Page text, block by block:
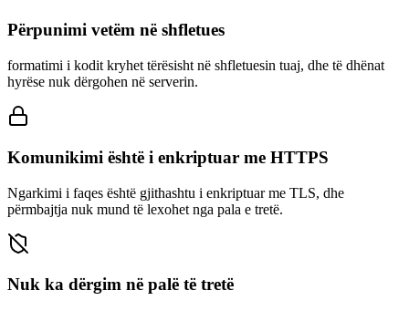
Përpunimi vetëm në shfletues
formatimi i kodit kryhet tërësisht në shfletuesin tuaj, dhe të dhënat
hyrëse nuk dërgohen në serverin.
Komunikimi është i enkriptuar me HTTPS
Ngarkimi i faqes është gjithashtu i enkriptuar me TLS, dhe
përmbajtja nuk mund të lexohet nga pala e tretë.
Nuk ka dërgim në palë të tretë